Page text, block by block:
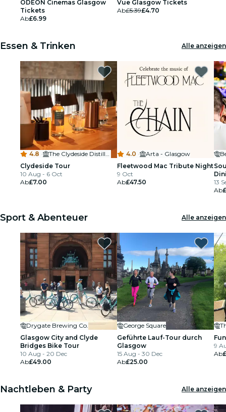
ODEON Cinemas Glasgow
Tickets
Ab£6.99
Vue Glasgow Tickets
Ab£5.39£4.70
Essen & Trinken Alle anzeigen
4.8 ·
The Clydeside Distillery
Clydeside Tour
10 Aug - 6 Oct
Ab£7.00
4.0 ·
Arta - Glasgow
Fleetwood Mac Tribute Night
9 Oct
Ab£47.50
13
Ab
Sport & Abenteuer Alle anzeigen
Drygate Brewing Co.
Glasgow City and Clyde
Bridges Bike Tour
10 Aug - 20 Dec
Ab£49.00
George Square
Geführte Lauf-Tour durch
Glasgow
15 Aug - 30 Dec
Ab£25.00
9
Ab
Nachtleben & Party Alle anzeigen